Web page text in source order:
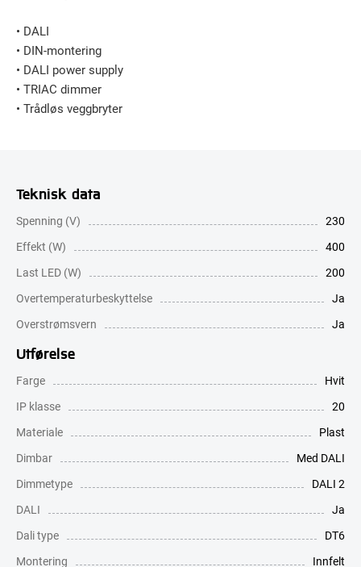
• DALI
• DIN-montering
• DALI power supply
• TRIAC dimmer
• Trådløs veggbryter
Teknisk data
Spenning (V)
230
Effekt (W)
400
Last LED (W)
200
Overtemperaturbeskyttelse
Ja
Overstrømsvern
Ja
Utførelse
Farge
Hvit
IP klasse
20
Materiale
Plast
Dimbar
Med DALI
Dimmetype
DALI 2
DALI
Ja
Dali type
DT6
Montering
Innfelt